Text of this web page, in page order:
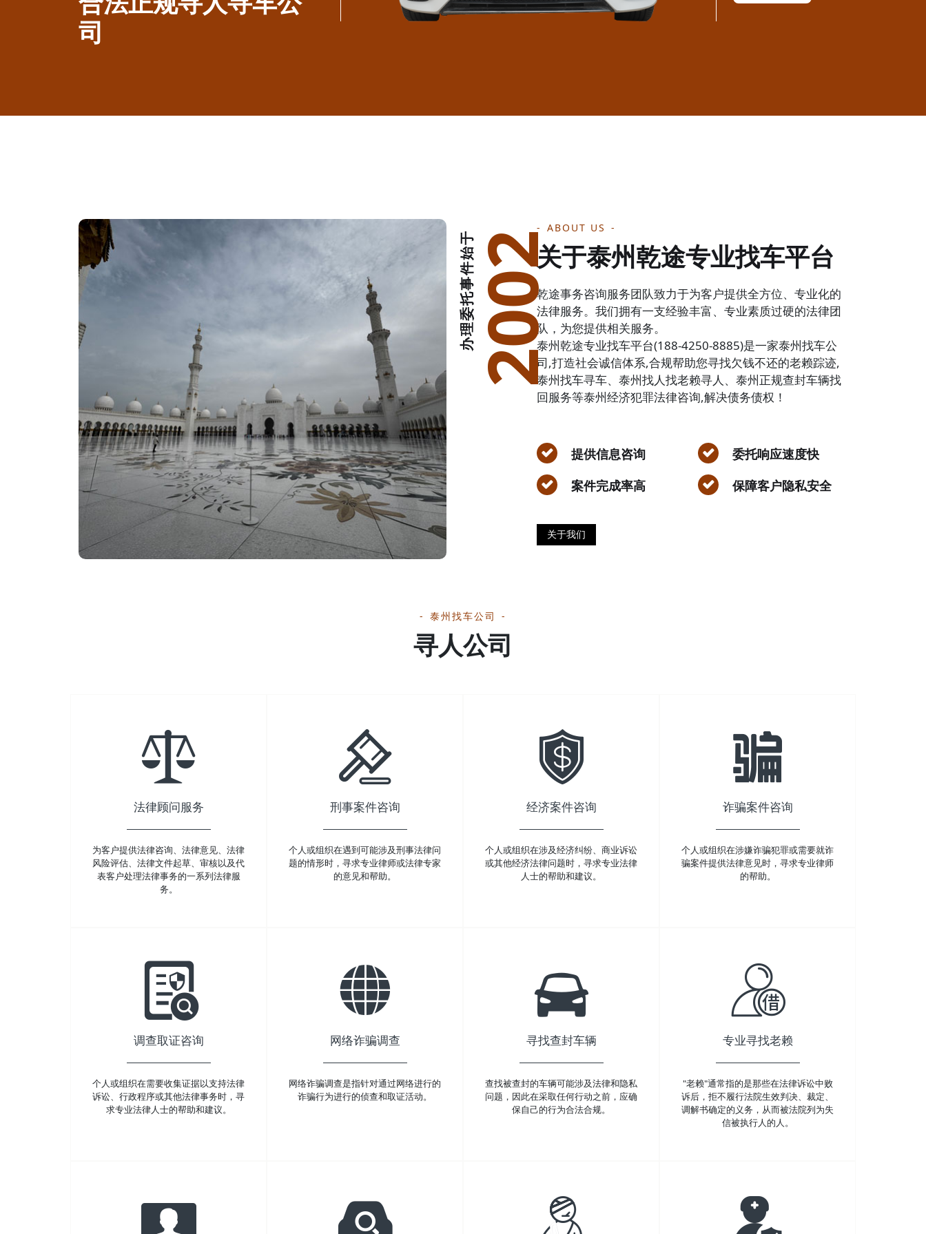
司
办理委托事件始于
2002
ABOUT US
关于泰州乾途专业找车平台
乾途事务咨询服务团队致力于为客户提供全方位、专业化的
法律服务。我们拥有一支经验丰富、专业素质过硬的法律团
队，为您提供相关服务。
泰州乾途专业找车平台(188-4250-8885)是一家泰州找车公
司,打造社会诚信体系,合规帮助您寻找欠钱不还的老赖踪迹,
泰州找车寻车、泰州找人找老赖寻人、泰州正规查封车辆找
回服务等泰州经济犯罪法律咨询,解决债务债权！
提供信息咨询
案件完成率高
委托响应速度快
保障客户隐私安全
关于我们
泰州找车公司
寻人公司
法律顾问服务
为客户提供法律咨询、法律意见、法律
风险评估、法律文件起草、审核以及代
表客户处理法律事务的一系列法律服
务。
刑事案件咨询
个人或组织在遇到可能涉及刑事法律问
题的情形时，寻求专业律师或法律专家
的意见和帮助。
经济案件咨询
个人或组织在涉及经济纠纷、商业诉讼
或其他经济法律问题时，寻求专业法律
人士的帮助和建议。
诈骗案件咨询
个人或组织在涉嫌诈骗犯罪或需要就诈
骗案件提供法律意见时，寻求专业律师
的帮助。
调查取证咨询
个人或组织在需要收集证据以支持法律
诉讼、行政程序或其他法律事务时，寻
求专业法律人士的帮助和建议。
网络诈骗调查
网络诈骗调查是指针对通过网络进行的
诈骗行为进行的侦查和取证活动。
寻找查封车辆
查找被查封的车辆可能涉及法律和隐私
问题，因此在采取任何行动之前，应确
保自己的行为合法合规。
专业寻找老赖
"老赖"通常指的是那些在法律诉讼中败
诉后，拒不履行法院生效判决、裁定、
调解书确定的义务，从而被法院列为失
信被执行人的人。